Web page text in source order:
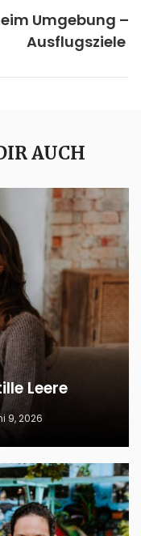
Umgebung –
Ausflugsziele
AUCH
Leere
9, 2026